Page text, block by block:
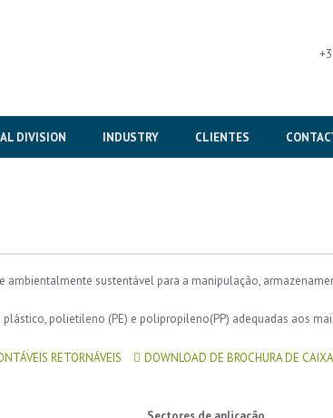
DIVISION INDUSTRY CLIENTES
sustentável para a manipulação,
polietileno (PE) e polipropileno(PP) adequadas aos
RETORNÁVEIS DOWNLOAD DE BROCHURA DE